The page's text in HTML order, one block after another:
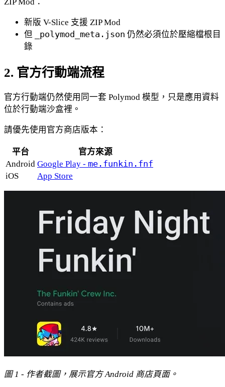
ZIP Mod：
新版 V-Slice 支援 ZIP Mod
但
_polymod_meta.json 仍然必須位於壓縮檔根目
錄
2. 官方行動端流程
官方行動端仍然使用同一套 Polymod 模型，只是應用資料
位於行動端沙盒裡。
請優先使用官方商店版本：
平台
官方來源
Android Google Play - me.funkin.fnf
iOS
App Store
圖 1 - 作者截圖，展示官方 Android 商店頁面。